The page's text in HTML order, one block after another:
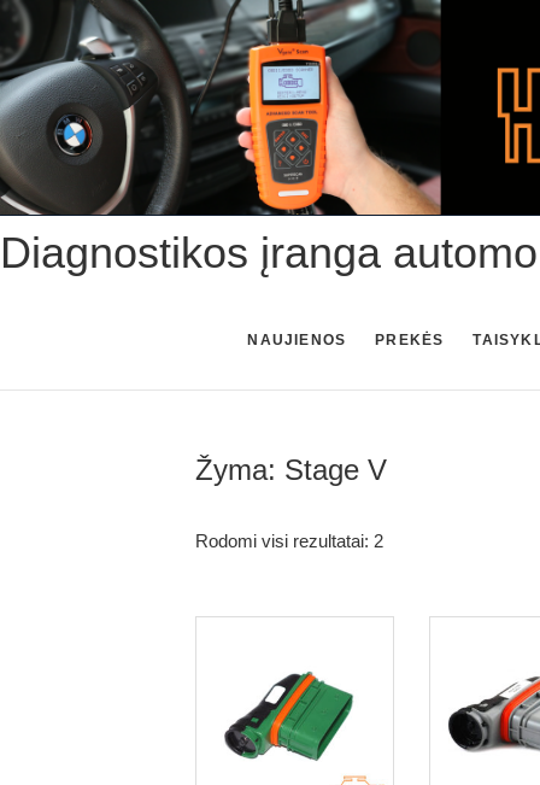
Skip
to
content
Diagnostikos įranga
NAUJIENOS PREKĖS
Žyma: Stage V
Rodomi visi rezultatai: 2